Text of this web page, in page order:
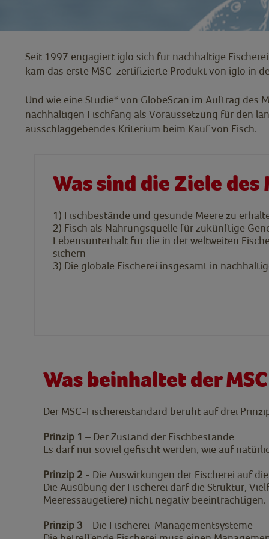
Seit 1997 engagiert iglo sich für nachhaltige
kam das erste MSC-zertifizierte Produkt von iglo in
Und wie eine Studie* von GlobeScan im Auftrag des
nachhaltigen Fischfang als Voraussetzung für den
ausschlaggebendes Kriterium beim Kauf von Fisch.
Was sind die Ziele des
1) Fischbestände und gesunde Meere zu
2) Fisch als Nahrungsquelle für zukünftige
Lebensunterhalt für die in der weltweiten
sichern
3) Die globale Fischerei insgesamt in
Was beinhaltet der
Der MSC-Fischereistandard beruht auf drei
Prinzip 1 – Der Zustand der Fischbestände
Es darf nur soviel gefischt werden, wie auf
Prinzip 2 - Die Auswirkungen der Fischerei auf
Die Ausübung der Fischerei darf die Struktur,
Meeressäugetiere) nicht negativ beeinträchtigen.
Prinzip 3 - Die Fischerei-Managementsysteme